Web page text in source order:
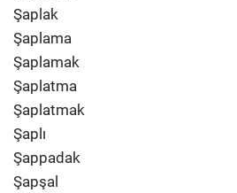
Şaplak
Şaplama
Şaplamak
Şaplatma
Şaplatmak
Şaplı
Şappadak
Şapşal